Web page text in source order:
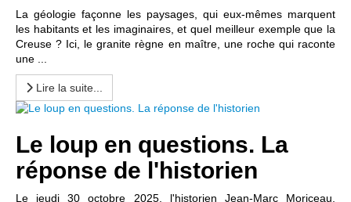
La géologie façonne les paysages, qui eux-mêmes marquent
les habitants et les imaginaires, et quel meilleur exemple que la
Creuse ? Ici, le granite règne en maître, une roche qui raconte
une ...
Lire la suite...
Le loup en questions. La
réponse de l'historien
Le jeudi 30 octobre 2025, l'historien Jean-Marc Moriceau,